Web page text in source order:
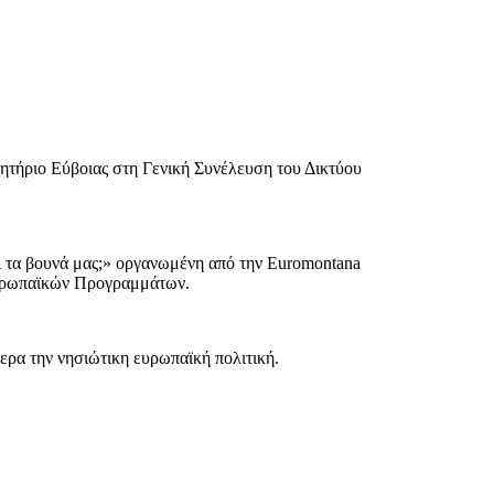
Εύβοιας στη Γενική Συνέλευση τoυ Δικτύου
τα βουνά μας;» οργανωμένη από την Euromontana
Προγραμμάτων.
την νησιώτικη ευρωπαϊκή πολιτική.